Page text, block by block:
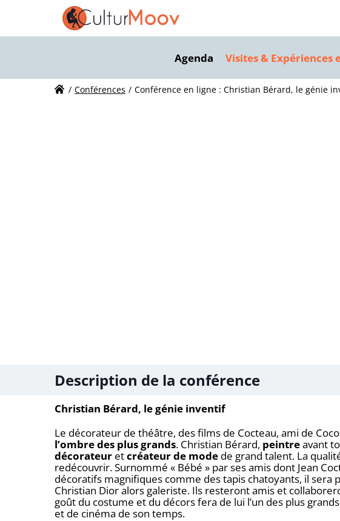
Agenda Visites & Expériences
Visites guidées
Visites
Conférences Conférence en ligne : Christian Bérard, le génie
Description de la conférence
Christian Bérard, le génie inventif
Le décorateur de théâtre, des films de Cocteau, ami de
l’ombre des plus grands. Christian Bérard, peintreavant
décorateur etcréateur de mode de grand talent. La
redécouvrir. Surnommé « Bébé » par ses amis dont Jean
décoratifs magnifiques comme des tapis chatoyants, il sera
Christian Dior alors galeriste. Ils resteront amis et
goût du costume et du décors fera de lui l’un des plus
et de cinéma de son temps.